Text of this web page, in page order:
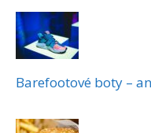
Barefootové boty –